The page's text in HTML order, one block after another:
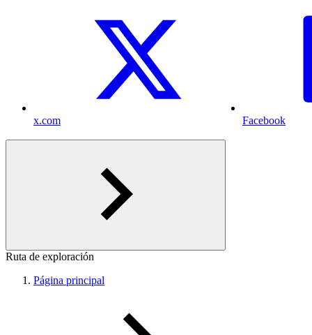
x.com Facebook
Ruta de exploración
Página principal